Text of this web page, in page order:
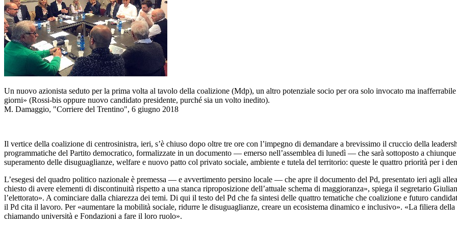
Un nuovo azionista seduto per la prima volta al tavolo della coalizione (Mdp), un altro potenziale socio per ora solo invocato ma
giorni» (Rossi-bis oppure nuovo candidato presidente, purché sia un volto inedito).
M. Damaggio, "Corriere del Trentino", 6 giugno 2018
Il vertice della coalizione di centrosinistra, ieri, s’è chiuso dopo oltre tre ore con l’impegno di demandare a brevissimo il cruccio della
programmatiche del Partito democratico, formalizzate in un documento — emerso nell’assemblea di lunedì — che sarà sottoposto a
superamento delle disuguaglianze, welfare e nuovo patto col privato sociale, ambiente e tutela del territorio: queste le quattro priorità per i
L’esegesi del quadro politico nazionale è premessa — e avvertimento persino locale — che apre il documento del Pd, presentato ieri agli
chiesto di avere elementi di discontinuità rispetto a una stanca riproposizione dell’attuale schema di maggioranza», spiega il segretario
l’elettorato». A cominciare dalla chiarezza dei temi. Di qui il testo del Pd che fa sintesi delle quattro tematiche che coalizione e futuro
il Pd cita il lavoro. Per «aumentare la mobilità sociale, ridurre le disuguaglianze, creare un ecosistema dinamico e inclusivo». «La filiera
chiamando università e Fondazioni a fare il loro ruolo».